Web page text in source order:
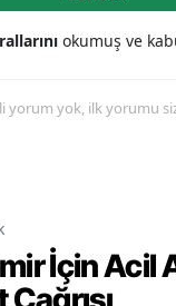
okumuş ve
yorum yok, ilk yorumu siz
İçin Acil